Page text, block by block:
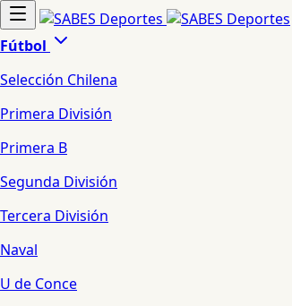
Fútbol
Selección Chilena
Primera División
Primera B
Segunda División
Tercera División
Naval
U de Conce